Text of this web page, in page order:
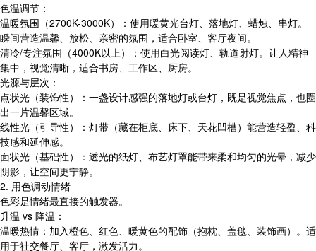
色温调节：
温暖氛围（2700K-3000K）：使用暖黄光台灯、落地灯、蜡烛、串灯。
瞬间营造温馨、放松、亲密的氛围，适合卧室、客厅夜间。
清冷/专注氛围（4000K以上）：使用白光阅读灯、轨道射灯。让人精神
集中，视觉清晰，适合书房、工作区、厨房。
光源与层次：
点状光（装饰性）：一盏设计感强的落地灯或台灯，既是视觉焦点，也圈
出一片温馨区域。
线性光（引导性）：灯带（藏在柜底、床下、天花凹槽）能营造轻盈、科
技感和延伸感。
面状光（基础性）：透光的纸灯、布艺灯罩能带来柔和均匀的光晕，减少
阴影，让空间更宁静。
2. 用色调动情绪
色彩是情绪最直接的触发器。
升温 vs 降温：
温暖热情：加入橙色、红色、暖黄色的配饰（抱枕、盖毯、装饰画）。适
用于社交餐厅、客厅，激发活力。